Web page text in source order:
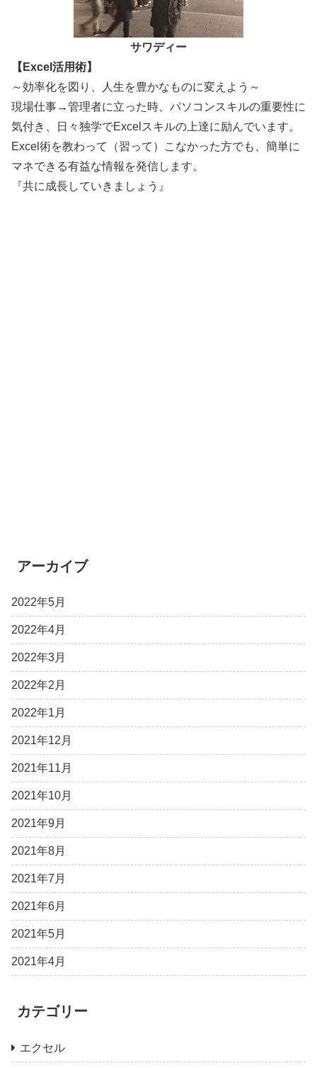
サワディー
【Excel活用術】
～効率化を図り、人生を豊かなものに変えよう～
現場仕事→管理者に立った時、パソコンスキルの重要性に
気付き、日々独学でExcelスキルの上達に励んでいます。
Excel術を教わって（習って）こなかった方でも、簡単に
マネできる有益な情報を発信します。
『共に成長していきましょう』
アーカイブ
2022年5月
2022年4月
2022年3月
2022年2月
2022年1月
2021年12月
2021年11月
2021年10月
2021年9月
2021年8月
2021年7月
2021年6月
2021年5月
2021年4月
カテゴリー
エクセル